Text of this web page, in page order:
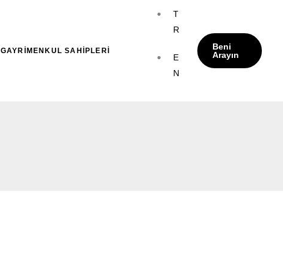
GAYRİMENKUL SAHİPLERİ
T
R
E
N
Beni
Arayın